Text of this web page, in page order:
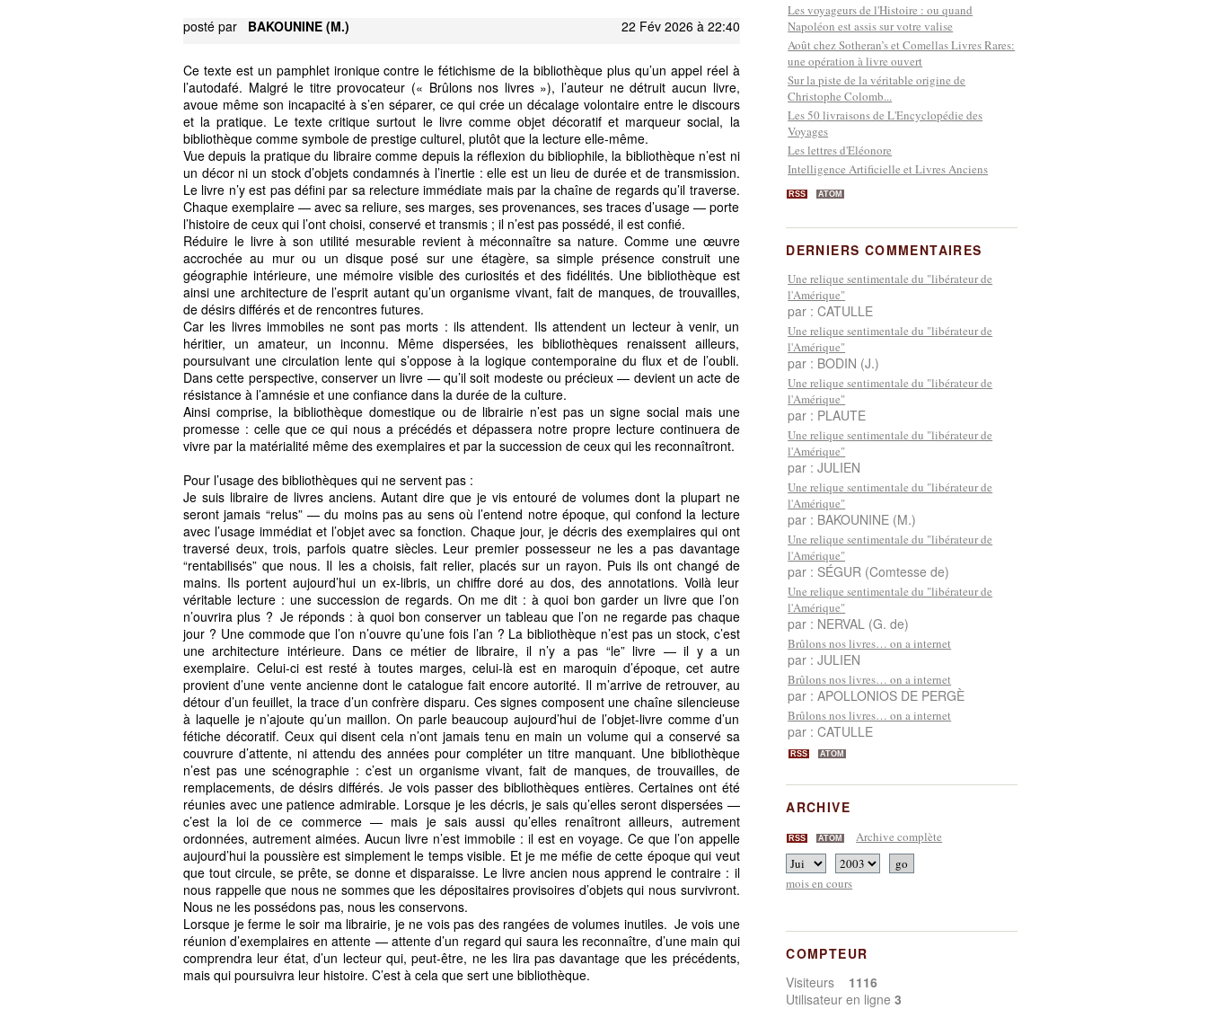
posté par BAKOUNINE (M.) 22 Fév 2026 à 22:40
Ce texte est un pamphlet ironique contre le fétichisme de la bibliothèque plus qu’un appel réel à
l’autodafé. Malgré le titre provocateur (« Brûlons nos livres »), l’auteur ne détruit aucun livre,
avoue même son incapacité à s’en séparer, ce qui crée un décalage volontaire entre le discours
et la pratique. Le texte critique surtout le livre comme objet décoratif et marqueur social, la
bibliothèque comme symbole de prestige culturel, plutôt que la lecture elle-même.
Vue depuis la pratique du libraire comme depuis la réflexion du bibliophile, la bibliothèque n’est ni
un décor ni un stock d’objets condamnés à l’inertie : elle est un lieu de durée et de transmission.
Le livre n’y est pas défini par sa relecture immédiate mais par la chaîne de regards qu’il traverse.
Chaque exemplaire — avec sa reliure, ses marges, ses provenances, ses traces d’usage — porte
l’histoire de ceux qui l’ont choisi, conservé et transmis ; il n’est pas possédé, il est confié.
Réduire le livre à son utilité mesurable revient à méconnaître sa nature. Comme une œuvre
accrochée au mur ou un disque posé sur une étagère, sa simple présence construit une
géographie intérieure, une mémoire visible des curiosités et des fidélités. Une bibliothèque est
ainsi une architecture de l’esprit autant qu’un organisme vivant, fait de manques, de trouvailles,
de désirs différés et de rencontres futures.
Car les livres immobiles ne sont pas morts : ils attendent. Ils attendent un lecteur à venir, un
héritier, un amateur, un inconnu. Même dispersées, les bibliothèques renaissent ailleurs,
poursuivant une circulation lente qui s’oppose à la logique contemporaine du flux et de l’oubli.
Dans cette perspective, conserver un livre — qu’il soit modeste ou précieux — devient un acte de
résistance à l’amnésie et une confiance dans la durée de la culture.
Ainsi comprise, la bibliothèque domestique ou de librairie n’est pas un signe social mais une
promesse : celle que ce qui nous a précédés et dépassera notre propre lecture continuera de
vivre par la matérialité même des exemplaires et par la succession de ceux qui les reconnaîtront.
Pour l’usage des bibliothèques qui ne servent pas :
Je suis libraire de livres anciens. Autant dire que je vis entouré de volumes dont la plupart ne
seront jamais “relus” — du moins pas au sens où l’entend notre époque, qui confond la lecture
avec l’usage immédiat et l’objet avec sa fonction. Chaque jour, je décris des exemplaires qui ont
traversé deux, trois, parfois quatre siècles. Leur premier possesseur ne les a pas davantage
“rentabilisés” que nous. Il les a choisis, fait relier, placés sur un rayon. Puis ils ont changé de
mains. Ils portent aujourd’hui un ex-libris, un chiffre doré au dos, des annotations. Voilà leur
véritable lecture : une succession de regards. On me dit : à quoi bon garder un livre que l’on
n’ouvrira plus ? Je réponds : à quoi bon conserver un tableau que l’on ne regarde pas chaque
jour ? Une commode que l’on n’ouvre qu’une fois l’an ? La bibliothèque n’est pas un stock, c’est
une architecture intérieure. Dans ce métier de libraire, il n’y a pas “le” livre — il y a un
exemplaire. Celui-ci est resté à toutes marges, celui-là est en maroquin d’époque, cet autre
provient d’une vente ancienne dont le catalogue fait encore autorité. Il m’arrive de retrouver, au
détour d’un feuillet, la trace d’un confrère disparu. Ces signes composent une chaîne silencieuse
à laquelle je n’ajoute qu’un maillon. On parle beaucoup aujourd’hui de l’objet-livre comme d’un
fétiche décoratif. Ceux qui disent cela n’ont jamais tenu en main un volume qui a conservé sa
couvrure d’attente, ni attendu des années pour compléter un titre manquant. Une bibliothèque
n’est pas une scénographie : c’est un organisme vivant, fait de manques, de trouvailles, de
remplacements, de désirs différés. Je vois passer des bibliothèques entières. Certaines ont été
réunies avec une patience admirable. Lorsque je les décris, je sais qu’elles seront dispersées —
c’est la loi de ce commerce — mais je sais aussi qu’elles renaîtront ailleurs, autrement
ordonnées, autrement aimées. Aucun livre n’est immobile : il est en voyage. Ce que l’on appelle
aujourd’hui la poussière est simplement le temps visible. Et je me méfie de cette époque qui veut
que tout circule, se prête, se donne et disparaisse. Le livre ancien nous apprend le contraire : il
nous rappelle que nous ne sommes que les dépositaires provisoires d’objets qui nous survivront.
Nous ne les possédons pas, nous les conservons.
Lorsque je ferme le soir ma librairie, je ne vois pas des rangées de volumes inutiles. Je vois une
réunion d’exemplaires en attente — attente d’un regard qui saura les reconnaître, d’une main qui
comprendra leur état, d’un lecteur qui, peut-être, ne les lira pas davantage que les précédents,
mais qui poursuivra leur histoire. C’est à cela que sert une bibliothèque.
Les voyageurs de l'Histoire : ou quand
Napoléon est assis sur votre valise
Août chez Sotheran’s et Comellas Livres Rares:
une opération à livre ouvert
Sur la piste de la véritable origine de
Christophe Colomb...
Les 50 livraisons de L'Encyclopédie des
Voyages
Les lettres d'Eléonore
Intelligence Artificielle et Livres Anciens
RSS ATOM
DERNIERS COMMENTAIRES
Une relique sentimentale du "libérateur de
l'Amérique"
par : CATULLE
Une relique sentimentale du "libérateur de
l'Amérique"
par : BODIN (J.)
Une relique sentimentale du "libérateur de
l'Amérique"
par : PLAUTE
Une relique sentimentale du "libérateur de
l'Amérique"
par : JULIEN
Une relique sentimentale du "libérateur de
l'Amérique"
par : BAKOUNINE (M.)
Une relique sentimentale du "libérateur de
l'Amérique"
par : SÉGUR (Comtesse de)
Une relique sentimentale du "libérateur de
l'Amérique"
par : NERVAL (G. de)
Brûlons nos livres… on a internet
par : JULIEN
Brûlons nos livres… on a internet
par : APOLLONIOS DE PERGÈ
Brûlons nos livres… on a internet
par : CATULLE
RSS ATOM
ARCHIVE
RSS ATOM Archive complète
mois en cours
COMPTEUR
Visiteurs 1116
Utilisateur en ligne3